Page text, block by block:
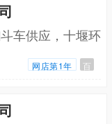
车供应，十堰环
网店第1年 百